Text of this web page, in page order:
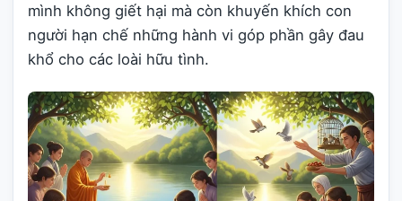
mình không giết hại mà còn khuyến khích con
người hạn chế những hành vi góp phần gây đau
khổ cho các loài hữu tình.